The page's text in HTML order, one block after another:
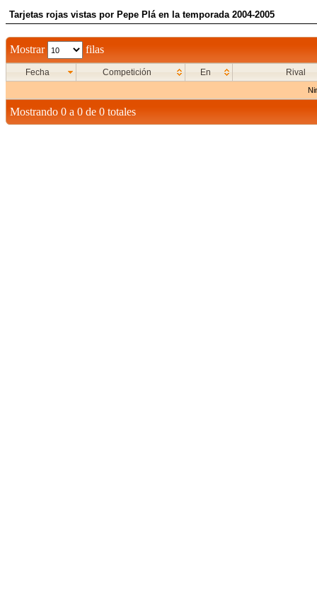
Tarjetas rojas vistas por Pepe Plá en la temporada 2004-2005
Mostrar filas
Fecha Competición En Rival
Mostrando 0 a 0 de 0 totales